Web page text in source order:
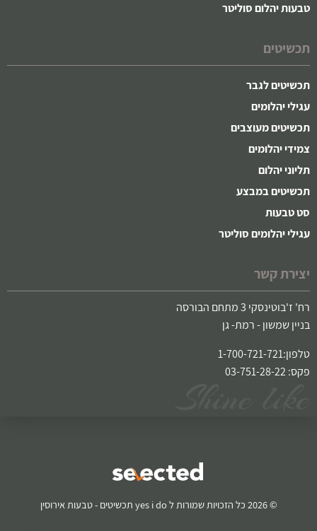
טבעות יהלום סוליטר
תכשיטים
תכשיטים לגבר
עגילי יהלומים
תכשיטים מעוצבים
צמידי יהלומים
תליוני יהלום
תכשיטים במבצע
סט טבעות
עגילי יהלומים סוליטר
יצירת קשר
רח' ז'בוטינסקי 3 מתחם הבורסה
בניין שמשון - רמת- גן
טלפון:1-700-721-721
פקס: 03-751-28-22
© 2026 כל הזכויות שמורות ל yes i do תכשיטים - טבעות אירוסין